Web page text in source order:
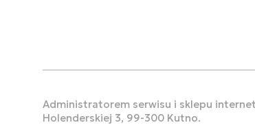
Administratorem serwisu i sklepu
Holenderskiej 3, 99-300 Kutno.